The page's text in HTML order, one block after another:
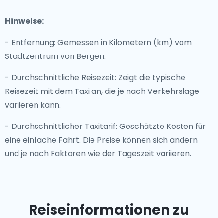
Hinweise:
- Entfernung: Gemessen in Kilometern (km) vom
Stadtzentrum von Bergen.
- Durchschnittliche Reisezeit: Zeigt die typische
Reisezeit mit dem Taxi an, die je nach Verkehrslage
variieren kann.
- Durchschnittlicher Taxitarif: Geschätzte Kosten für
eine einfache Fahrt. Die Preise können sich ändern
und je nach Faktoren wie der Tageszeit variieren.
Reiseinformationen zu